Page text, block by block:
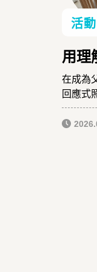
活
用理
在成為
回應式
陪伴中
慢慢長